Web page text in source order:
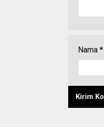
Nama *